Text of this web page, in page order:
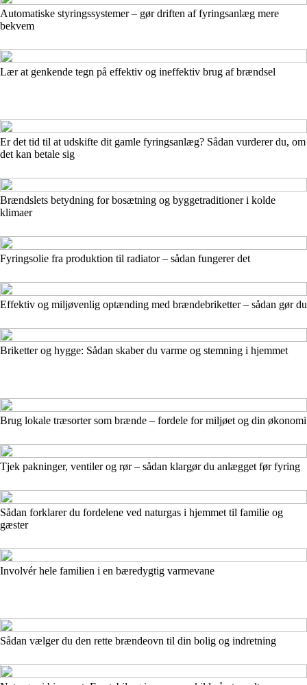
Automatiske styringssystemer – gør driften af fyringsanlæg mere
bekvem
Lær at genkende tegn på effektiv og ineffektiv brug af brændsel
Er det tid til at udskifte dit gamle fyringsanlæg? Sådan vurderer du, om
det kan betale sig
Brændslets betydning for bosætning og byggetraditioner i kolde
klimaer
Fyringsolie fra produktion til radiator – sådan fungerer det
Effektiv og miljøvenlig optænding med brænde­briketter – sådan gør du
Briketter og hygge: Sådan skaber du varme og stemning i hjemmet
Brug lokale træsorter som brænde – fordele for miljøet og din økonomi
Tjek pakninger, ventiler og rør – sådan klargør du anlægget før fyring
Sådan forklarer du fordelene ved naturgas i hjemmet til familie og
gæster
Involvér hele familien i en bæredygtig varmevanе
Sådan vælger du den rette brændeovn til din bolig og indretning